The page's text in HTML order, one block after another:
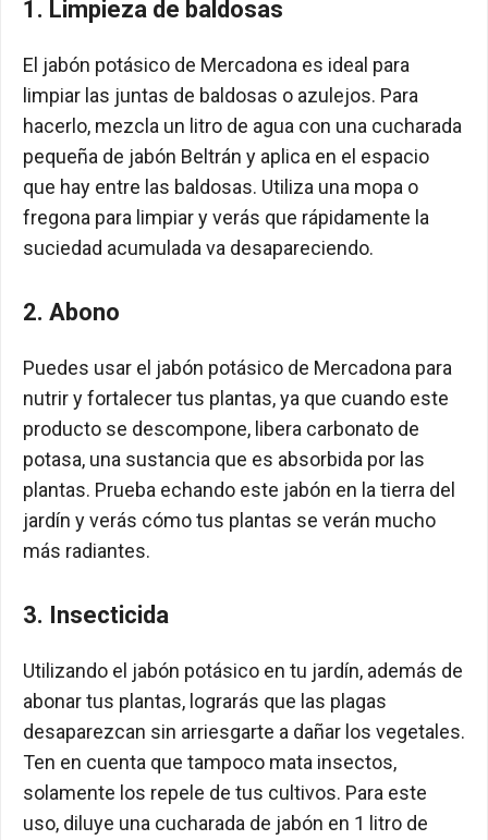
1. Limpieza de baldosas
El jabón potásico de Mercadona es ideal para
limpiar las juntas de baldosas o azulejos. Para
hacerlo, mezcla un litro de agua con una cucharada
pequeña de jabón Beltrán y aplica en el espacio
que hay entre las baldosas. Utiliza una mopa o
fregona para limpiar y verás que rápidamente la
suciedad acumulada va desapareciendo.
2. Abono
Puedes usar el jabón potásico de Mercadona para
nutrir y fortalecer tus plantas, ya que cuando este
producto se descompone, libera carbonato de
potasa, una sustancia que es absorbida por las
plantas. Prueba echando este jabón en la tierra del
jardín y verás cómo tus plantas se verán mucho
más radiantes.
3. Insecticida
Utilizando el jabón potásico en tu jardín, además de
abonar tus plantas, lograrás que las plagas
desaparezcan sin arriesgarte a dañar los vegetales.
Ten en cuenta que tampoco mata insectos,
solamente los repele de tus cultivos. Para este
uso, diluye una cucharada de jabón en 1 litro de